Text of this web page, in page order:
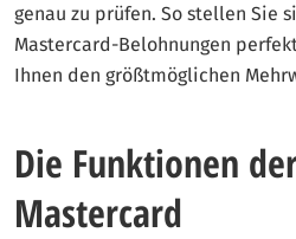
genau zu prüfen. So stellen Sie
Mastercard-Belohnungen
Ihnen den größtmöglichen
Die Funktionen
Mastercard